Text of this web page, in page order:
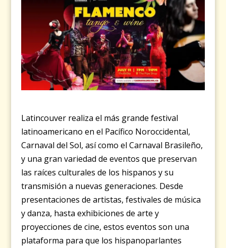
Latincouver realiza el más grande festival
latinoamericano en el Pacífico Noroccidental,
Carnaval del Sol, así como el Carnaval Brasileño,
y una gran variedad de eventos que preservan
las raíces culturales de los hispanos y su
transmisión a nuevas generaciones. Desde
presentaciones de artistas, festivales de música
y danza, hasta exhibiciones de arte y
proyecciones de cine, estos eventos son una
plataforma para que los hispanoparlantes